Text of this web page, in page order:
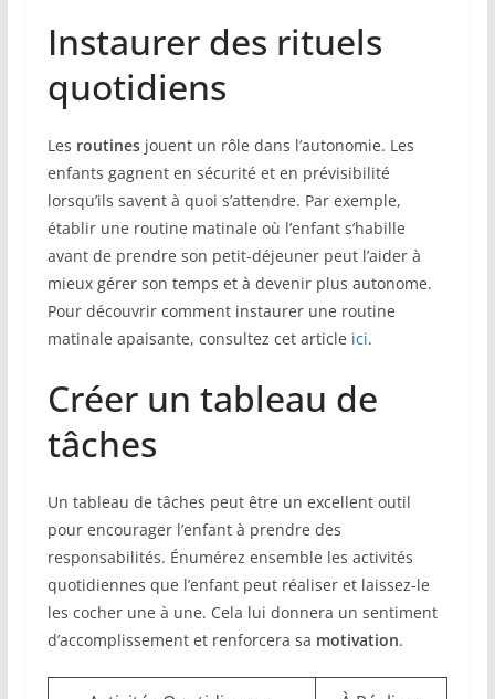
Instaurer des rituels
quotidiens
Les routinesjouent un rôle dans l’autonomie. Les
enfants gagnent en sécurité et en prévisibilité
lorsqu’ils savent à quoi s’attendre. Par exemple,
établir une routine matinale où l’enfant s’habille
avant de prendre son petit-déjeuner peut l’aider à
mieux gérer son temps et à devenir plus autonome.
Pour découvrir comment instaurer une routine
matinale apaisante, consultez cet article ici.
Créer un tableau de
tâches
Un tableau de tâches peut être un excellent outil
pour encourager l’enfant à prendre des
responsabilités. Énumérez ensemble les activités
quotidiennes que l’enfant peut réaliser et laissez-le
les cocher une à une. Cela lui donnera un sentiment
d’accomplissement et renforcera sa motivation.